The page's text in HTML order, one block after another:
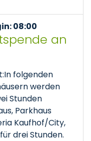
08:00
an
folgenden
werden
Stunden
Parkhaus
Kaufhof/City,
drei Stunden.